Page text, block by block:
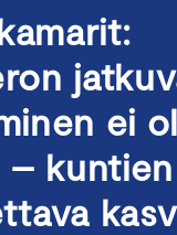
ei
– kuntien